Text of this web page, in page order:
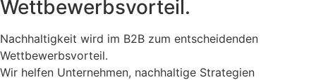
Wettbewerbsvorteil.
Nachhaltigkeit wird im B2B zum entscheidenden
Wettbewerbsvorteil.
Wir helfen Unternehmen, nachhaltige Strategien